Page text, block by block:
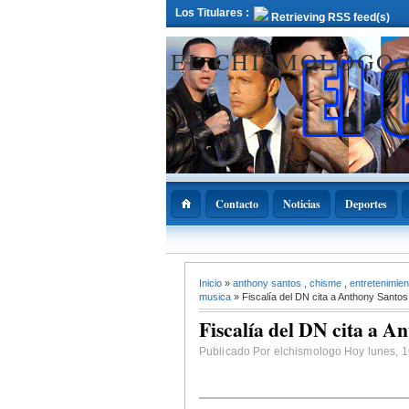
Los Titulares : Retrieving RSS feed(s)
EL
Contacto Noticias Deportes
ADOPAE
Abinader
11 de diciembre
Bachata
Inicio » anthony santos chisme
musica » Fiscalía del DN cita a Anthony Santos
Fiscalía del DN cita a
Publicado Por elchismologo Hoy lunes,